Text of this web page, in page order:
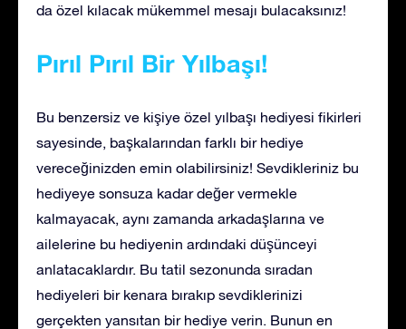
da özel kılacak mükemmel mesajı bulacaksınız!
Pırıl Pırıl Bir Yılbaşı!
Bu benzersiz ve kişiye özel yılbaşı hediyesi fikirleri
sayesinde, başkalarından farklı bir hediye
vereceğinizden emin olabilirsiniz! Sevdikleriniz bu
hediyeye sonsuza kadar değer vermekle
kalmayacak, aynı zamanda arkadaşlarına ve
ailelerine bu hediyenin ardındaki düşünceyi
anlatacaklardır. Bu tatil sezonunda sıradan
hediyeleri bir kenara bırakıp sevdiklerinizi
gerçekten yansıtan bir hediye verin. Bunun en